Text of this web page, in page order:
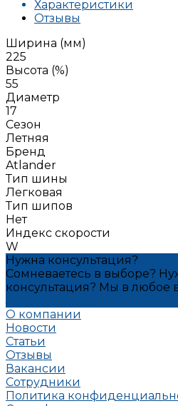
Характеристики
Отзывы
Ширина (мм)
225
Высота (%)
55
Диаметр
17
Сезон
Летняя
Бренд
Atlander
Тип шины
Легковая
Тип шипов
Нет
Индекс скорости
W
Нужна консультация?
Сомневаетесь в выборе?
консультация? Мы в
О компании
Новости
Статьи
Отзывы
Вакансии
Сотрудники
Политика